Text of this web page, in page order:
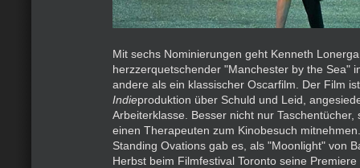
Mit sechs Nominierungen geht Kenneth
herzzerquetschender "Manchester by the Sea"
andere als ein klassischer Oscarfilm. Der Film
Indieproduktion über Schuld und Leid,
Arbeiterklasse. Besser nicht nur Taschentücher,
einen Therapeuten zum Kinobesuch
Standing Ovations gab es, als "Moonlight" von
Herbst beim Filmfestival Toronto seine